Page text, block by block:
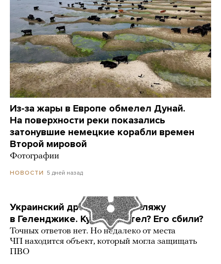
Из-за жары в Европе обмелел Дунай.
На поверхности реки показались
затонувшие немецкие корабли времен
Второй мировой
Фотографии
НОВОСТИ 5 дней назад
Украинский дрон попал по пляжу
в Геленджике. Куда он летел? Его сбили?
Точных ответов нет. Но недалеко от места
ЧП находится объект, который могла защищать
ПВО